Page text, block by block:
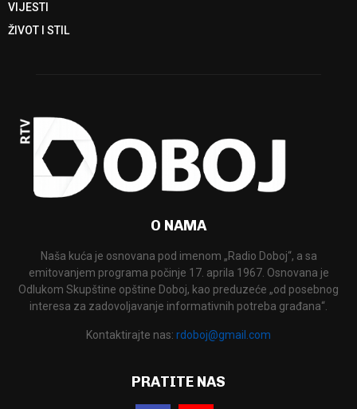
VIJESTI
ŽIVOT I STIL
O NAMA
Naša kuća je osnovana pod imenom „Radio Doboj“, a sa
emitovanjem programa počinje 17. aprila 1967. Osnovana je
Odlukom Skupštine opštine Doboj, kao preduzeće „od posebnog
interesa za zadovoljavanje informativnih potreba građana“.
Kontaktirajte nas: rdoboj@gmail.com
PRATITE NAS